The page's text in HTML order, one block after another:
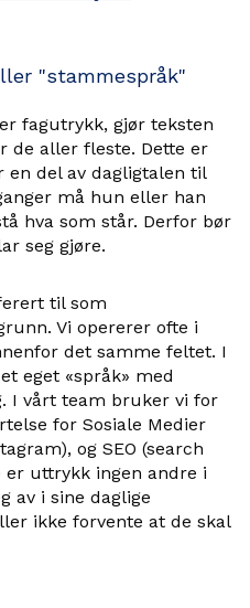
"stammespråk"
fagutrykk, gjør teksten
de aller fleste. Dette er
del av dagligtalen til
må hun eller han
hva som står. Derfor bør
seg gjøre.
til som
Vi opererer ofte i
det samme feltet. I
eget «språk» med
I vårt team bruker vi for
for Sosiale Medier
og SEO (search
er uttrykk ingen andre i
av i sine daglige
ikke forvente at de skal